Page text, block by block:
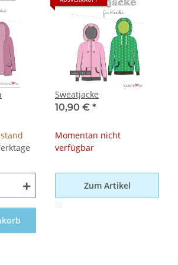
Sweatjacke
10,90 € *
Momentan nicht
verfügbar
Zum Artikel